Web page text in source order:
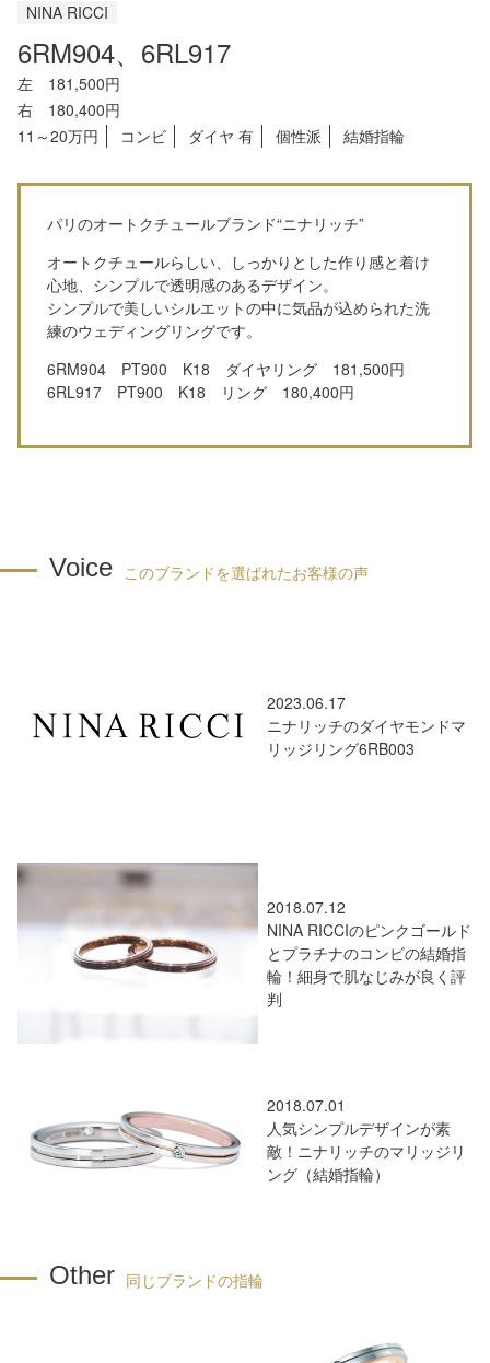
NINA RICCI
6RM904、6RL917
左 181,500円
右 180,400円
11～20万円
コンビ ダイヤ 有 個性派 結婚指輪
パリのオートクチュールブランド“ニナリッチ”
オートクチュールらしい、しっかりとした作り感と着け
心地、シンプルで透明感のあるデザイン。
シンプルで美しいシルエットの中に気品が込められた洗
練のウェディングリングです。
6RM904 PT900 K18 ダイヤリング 181,500円
6RL917 PT900 K18 リング 180,400円
Voice このブランドを選ばれたお客様の声
2023.06.17
ニナリッチのダイヤモンドマ
リッジリング6RB003
2018.07.12
NINA RICCIのピンクゴールド
とプラチナのコンビの結婚指
輪！細身で肌なじみが良く評
判
2018.07.01
人気シンプルデザインが素
敵！ニナリッチのマリッジリ
ング（結婚指輪）
Other 同じブランドの指輪